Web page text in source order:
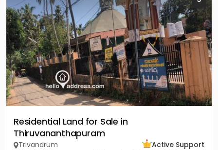
Residential Land for Sale in
Thiruvananthapuram
Trivandrum
Active Support